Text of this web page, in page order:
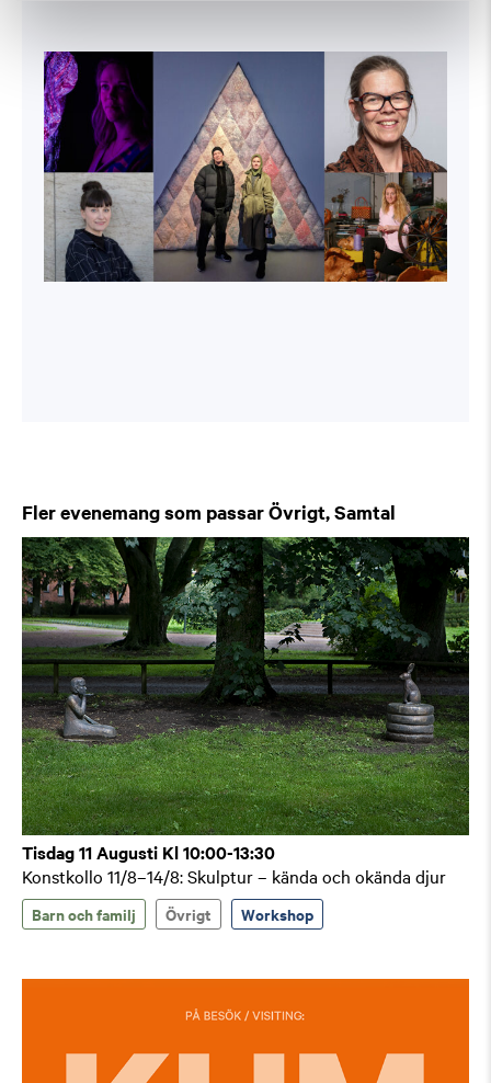
Fler evenemang som passar Övrigt, Samtal
Tisdag 11 Augusti Kl 10:00-13:30
Konstkollo 11/8–14/8: Skulptur – kända och okända djur
Barn och familj Övrigt Workshop